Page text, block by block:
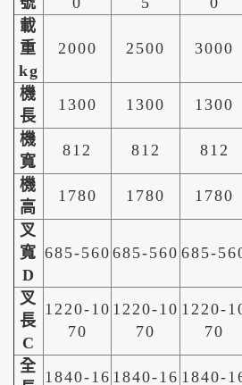
載
重
kg
2000 2500 3000
機
長
1300 1300 1300
機
寬
812 812 812
機
高
1780 1780 1780
叉
寬
D
685-560 685-560 685-
叉
長
C
1220-10
70
1220-10
70
1220-
70
全
1840-16 1840-16 1840-